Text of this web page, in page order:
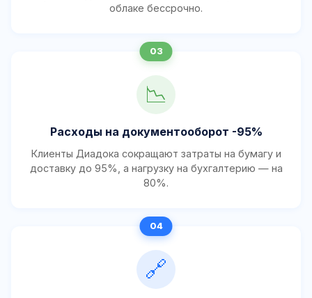
облаке бессрочно.
📉
Расходы на документооборот -95%
Клиенты Диадока сокращают затраты на бумагу и
доставку до 95%, а нагрузку на бухгалтерию — на
80%.
🔗